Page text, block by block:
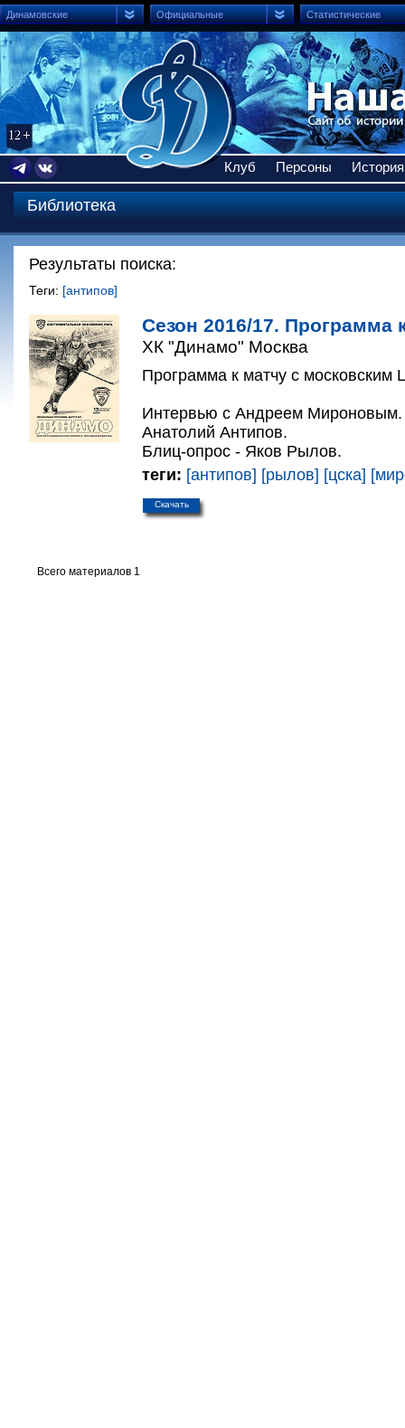
Динамовские Официальные Статистические
Клуб Персоны История
Библиотека
Результаты поиска:
Теги: [антипов]
Сезон 2016/17. Программа
ХК "Динамо" Москва
Программа к матчу с московским
Интервью с Андреем Мироновым.
Анатолий Антипов.
Блиц-опрос - Яков Рылов.
теги: [антипов] [рылов] [цска]
Скачать
Всего материалов 1